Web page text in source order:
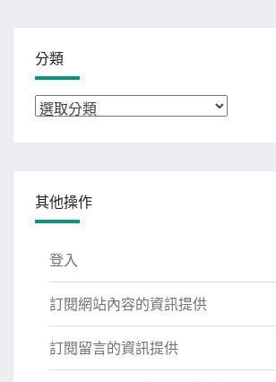
分類
分
其他操作
登入
訂閱網站內容的資訊提供
訂閱留言的資訊提供